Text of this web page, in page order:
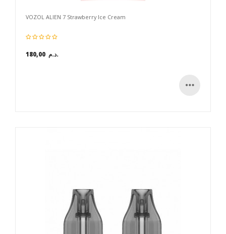
VOZOL ALIEN 7 Strawberry Ice Cream
180,00 د.م.